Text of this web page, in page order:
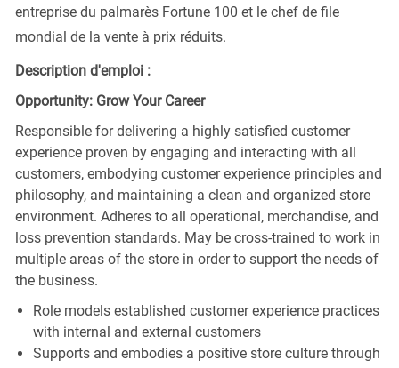
entreprise du palmarès Fortune 100 et le chef de file
mondial de la vente à prix réduits.
Description d'emploi :
Opportunity: Grow Your Career
Responsible for delivering a highly satisfied customer
experience proven by engaging and interacting with all
customers, embodying customer experience principles and
philosophy, and maintaining a clean and organized store
environment. Adheres to all operational, merchandise, and
loss prevention standards. May be cross-trained to work in
multiple areas of the store in order to support the needs of
the business.
Role models established customer experience practices
with internal and external customers
Supports and embodies a positive store culture through